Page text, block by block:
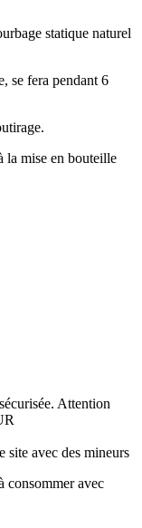
statique naturel
se fera pendant 6
la mise en bouteille
Attention
site avec des mineurs
consommer avec